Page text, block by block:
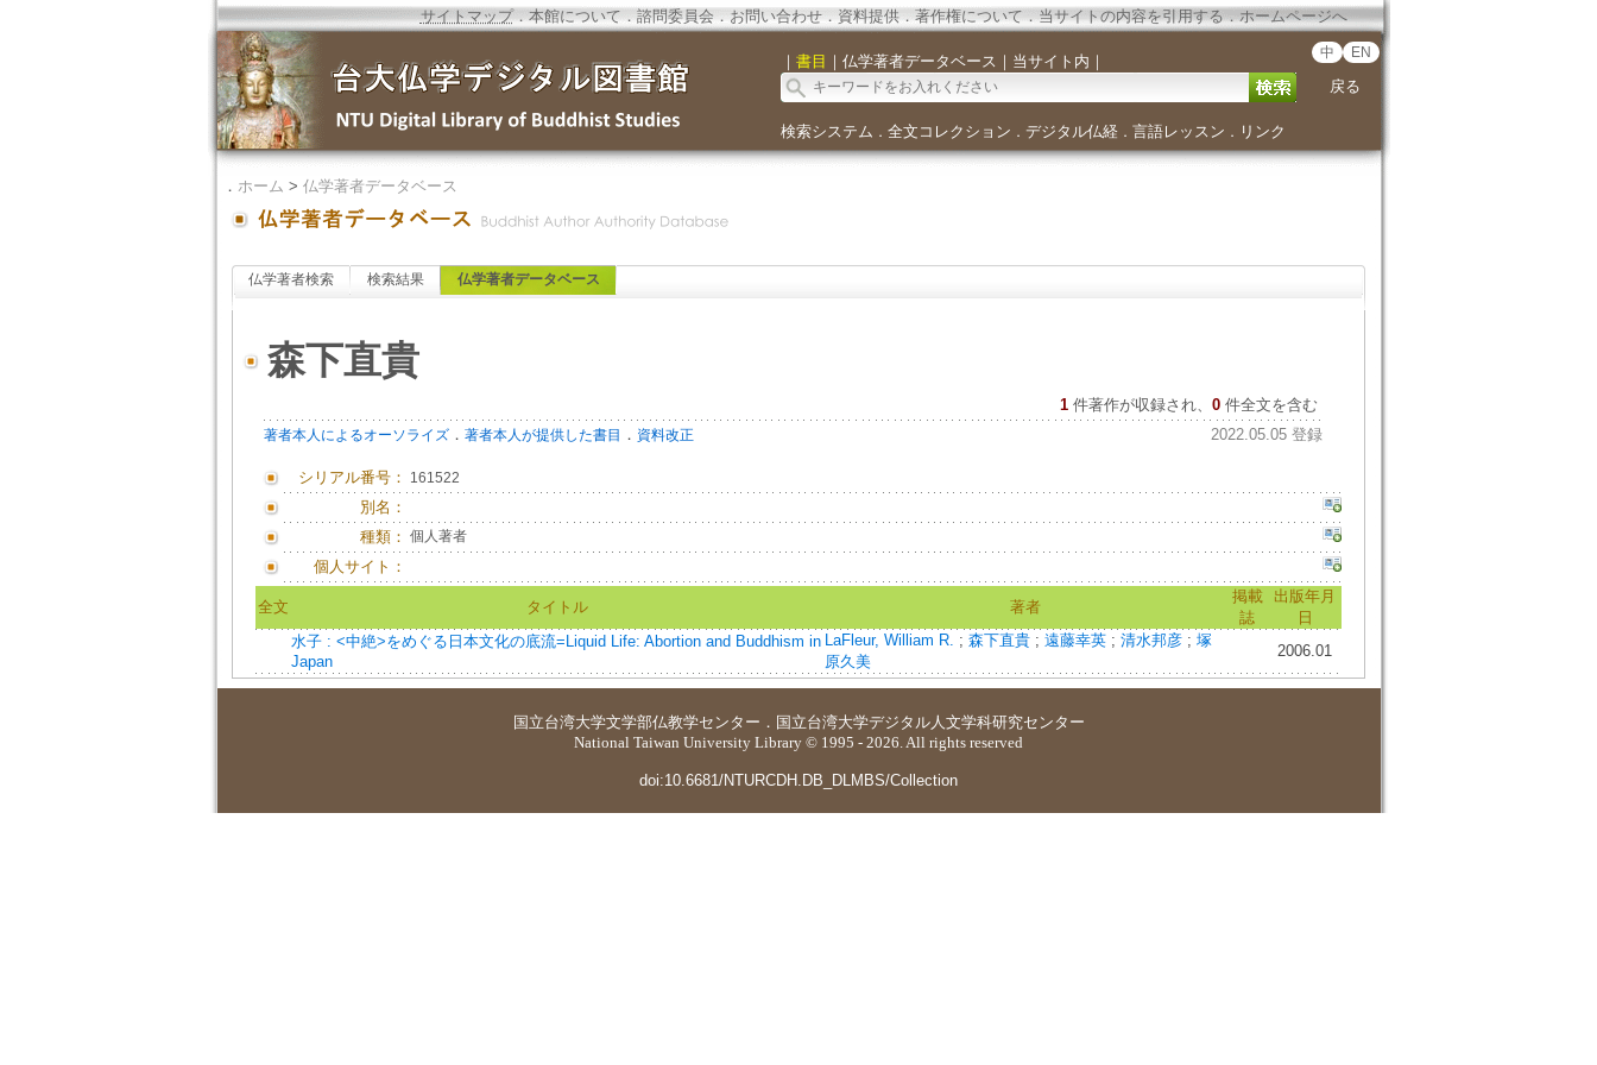
サイトマップ．本館について．諮問委員会． お問い合わせ． 資料提供．著作権について．当サイトの内容を引用する．ホームページへ
｜ 書目 ｜ 仏学著者データベース ｜ 当サイト内 ｜ 中 EN
戻る
検索システム ． 全文コレクション ． デジタル仏経． 言語レッスン ． リンク
． ホーム > 仏学著者データベース
仏学著者検索 検索結果 仏学著者データベース
森下直貴
1 件著作が収録され、 0件全文を含む
著者本人によるオーソライズ． 著者本人が提供した書目 ． 資料改正 2022.05.05 登録
シリアル番号： 161522
別名：
種類： 個人著者
個人サイト：
全文 タイトル 著者
掲載
誌
出版年月
日
水子 : <中絶>をめぐる日本文化の底流=Liquid Life: Abortion and Buddhism in
Japan
LaFleur, William R. ; 森下直貴 ; 遠藤幸英 ; 清水邦彦 ; 塚
原久美
2006.01
国立台湾大学文学部仏教学センター ． 国立台湾大学デジタル人文学科研究センター
National Taiwan University Library © 1995 - 2026. All rights reserved
doi:10.6681/NTURCDH.DB_DLMBS/Collection